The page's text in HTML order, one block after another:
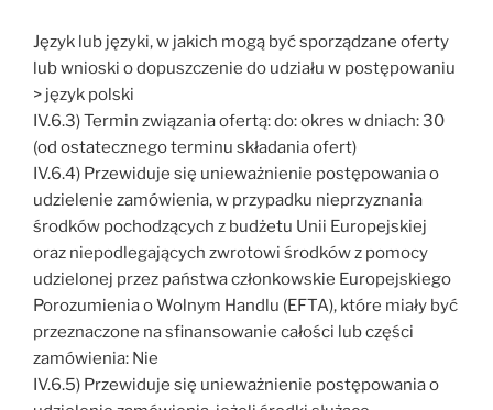
Język lub języki, w jakich mogą być sporządzane oferty
lub wnioski o dopuszczenie do udziału w postępowaniu
> język polski
IV.6.3) Termin związania ofertą: do: okres w dniach: 30
(od ostatecznego terminu składania ofert)
IV.6.4) Przewiduje się unieważnienie postępowania o
udzielenie zamówienia, w przypadku nieprzyznania
środków pochodzących z budżetu Unii Europejskiej
oraz niepodlegających zwrotowi środków z pomocy
udzielonej przez państwa członkowskie Europejskiego
Porozumienia o Wolnym Handlu (EFTA), które miały być
przeznaczone na sfinansowanie całości lub części
zamówienia: Nie
IV.6.5) Przewiduje się unieważnienie postępowania o